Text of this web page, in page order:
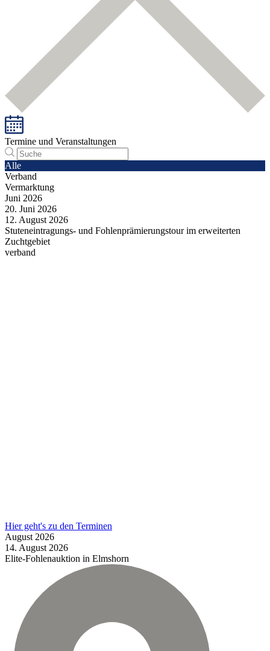
Termine und Veranstaltungen
Alle
Verband
Vermarktung
Juni 2026
20. Juni 2026
12. August 2026
Stuteneintragungs- und Fohlenprämierungstour im erweiterten
Zuchtgebiet
verband
Hier geht's zu den Terminen
August 2026
14. August 2026
Elite-Fohlenauktion in Elmshorn